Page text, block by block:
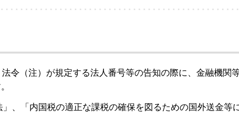
令（注）が規定する法人番号等の告知の際に、金融機関
」、「内国税の適正な課税の確保を図るための国外送金等